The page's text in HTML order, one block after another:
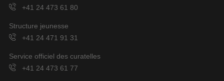
+41 24 473 61 80
Structure jeunesse
+41 24 471 91 31
Service officiel des curatelles
+41 24 473 61 77